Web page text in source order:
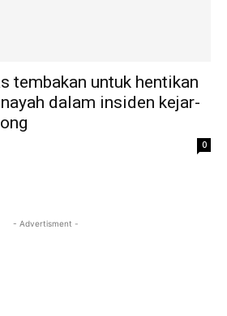
tembakan untuk hentikan
dalam insiden kejar-
0
- Advertisment -